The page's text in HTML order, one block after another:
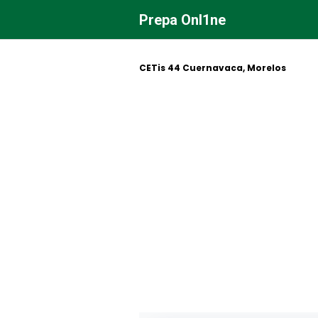
contenido
Prepa Onl1ne
CETis 44 Cuernavaca, Morelos